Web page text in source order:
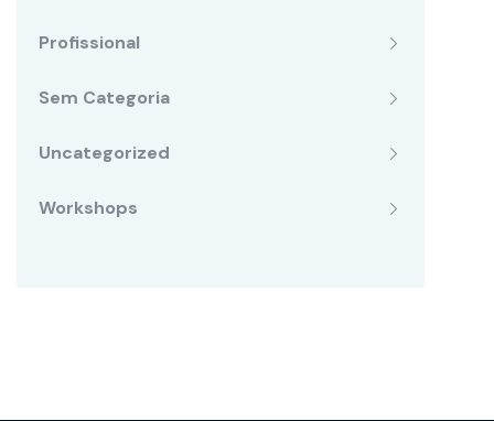
Profissional
Sem Categoria
Uncategorized
Workshops